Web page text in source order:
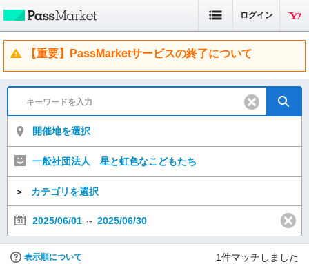
ログイン
【重要】PassMarketサービスの終了について
開催地を選択
一般社団法人 星と虹色なこどもたち
＞ カテゴリを選択
2025/06/01 ～ 2025/06/30
表示順について 1件マッチしました